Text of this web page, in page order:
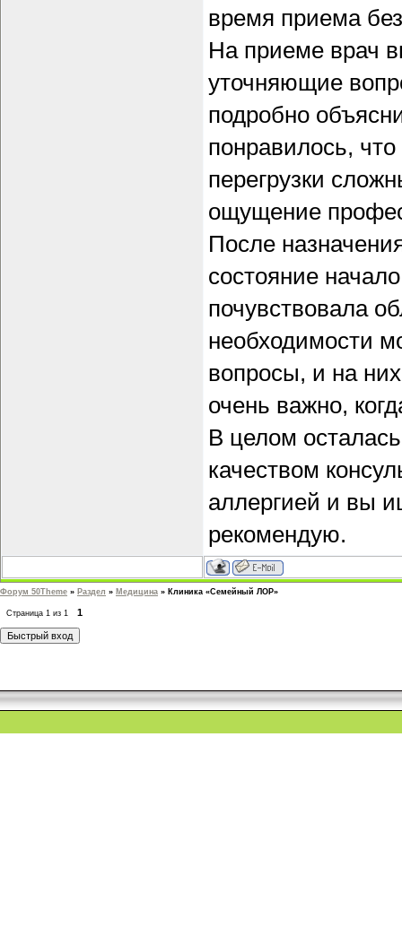
время приема
На приеме врач
уточняющие
подробно
понравилось,
перегрузки
ощущение
После
состояние
почувствовала
необходимости
вопросы, и на
очень важно,
В целом
качеством
аллергией и вы
рекомендую.
Форум 50Theme » Раздел » Медицина » Клиника «Семейный ЛОР»
Страница 1 из 1 1